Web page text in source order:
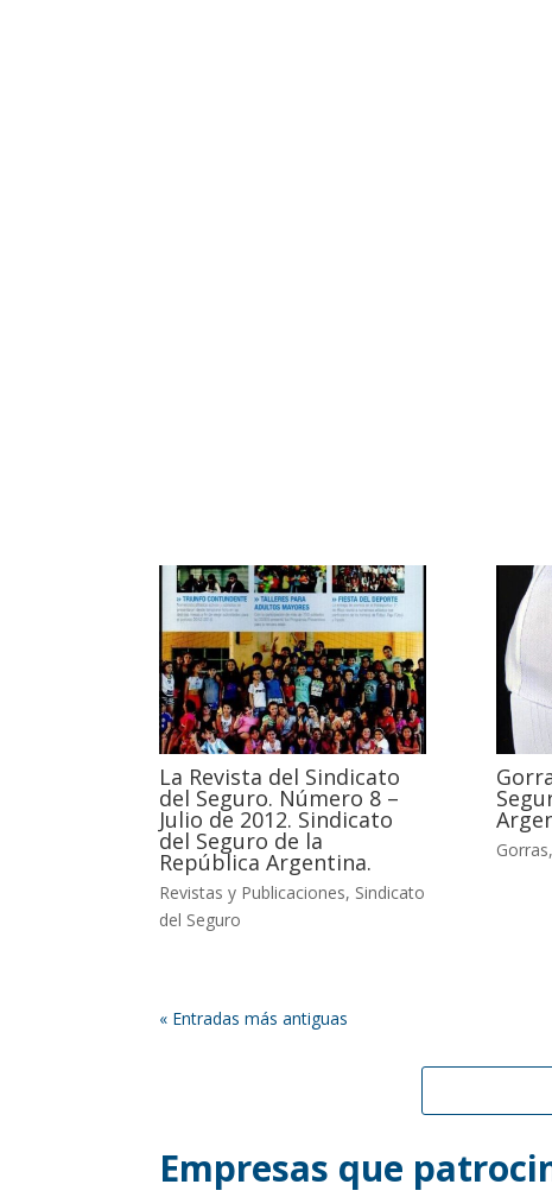
La Revista del Sindicato
del Seguro. Número 8 –
Julio de 2012. Sindicato
del Seguro de la
República Argentina.
Revistas y Publicaciones, Sindicato
del Seguro
Gorras,
« Entradas más antiguas
Empresas que